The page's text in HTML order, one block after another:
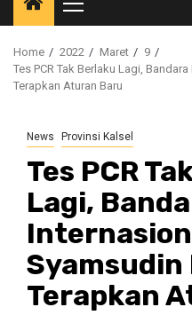
Primary
Menu
Home 2022 Maret
9
Tes PCR Tak Berlaku Lagi,
Terapkan Aturan Baru
News Provinsi Kalsel
Tes PCR
Lagi,
Syamsudin
Terapkan